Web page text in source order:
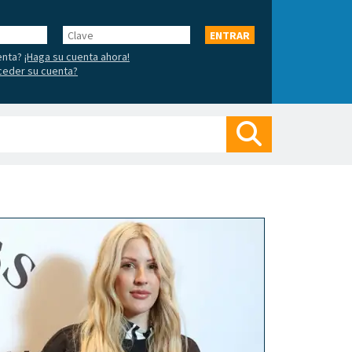
Clave
ENTRAR
¡Haga su cuenta ahora!
su cuenta?